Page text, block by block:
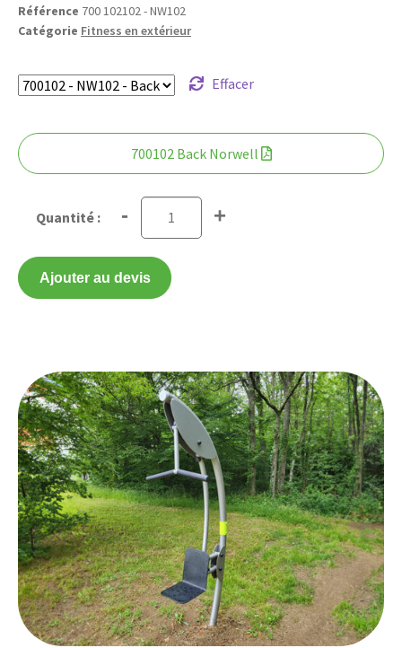
Référence 700 102102 - NW102
Catégorie Fitness en extérieur
Effacer
700102 Back Norwell
- +
Ajouter au devis